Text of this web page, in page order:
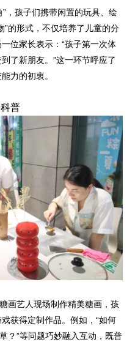
，孩子们携带闲置的玩具、绘
”的形式，不仅培养了儿童的分
位家长表示：“孩子第一次体
了新朋友。”这一环节呼应了
力的初衷。
普
艺人现场制作精美糖画，孩
获得定制作品。例如，“如何
？”等问题巧妙融入互动，既普